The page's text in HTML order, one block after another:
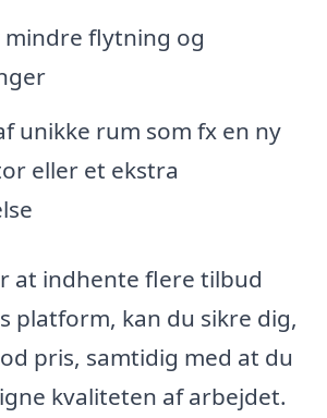
mindre flytning og
unikke rum som fx en ny
eller et ekstra
at indhente flere tilbud
platform, kan du sikre dig,
pris, samtidig med at du
kvaliteten af arbejdet.